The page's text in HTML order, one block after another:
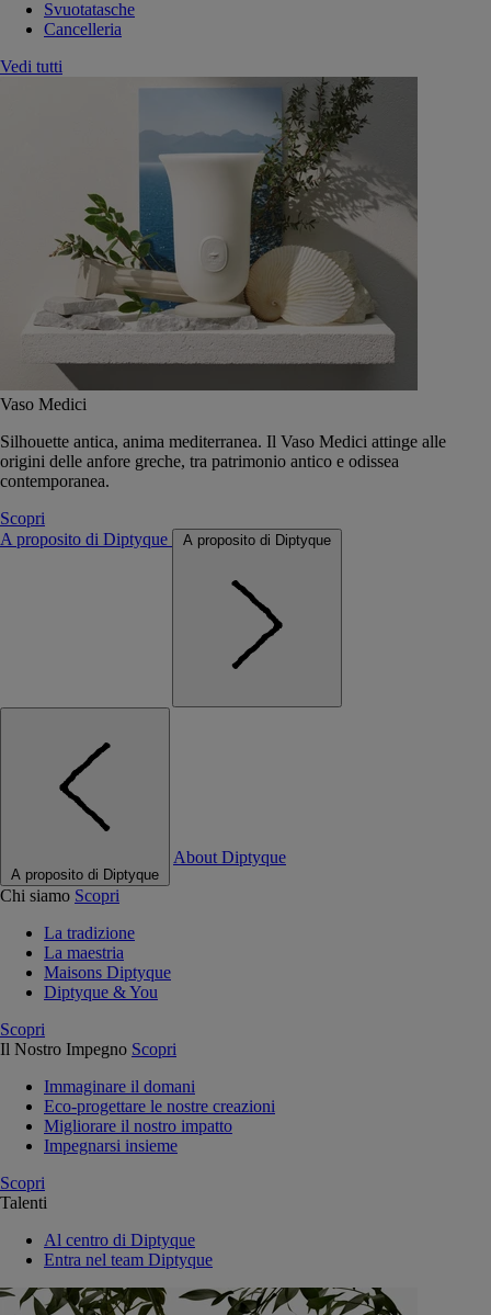
Svuotatasche
Cancelleria
Vedi tutti
Vaso Medici
Silhouette antica, anima mediterranea. Il Vaso Medici attinge alle
origini delle anfore greche, tra patrimonio antico e odissea
contemporanea.
Scopri
A proposito di Diptyque
A proposito di Diptyque
A proposito di Diptyque
About Diptyque
Chi siamo Scopri
La tradizione
La maestria
Maisons Diptyque
Diptyque & You
Scopri
Il Nostro Impegno Scopri
Immaginare il domani
Eco-progettare le nostre creazioni
Migliorare il nostro impatto
Impegnarsi insieme
Scopri
Talenti
Al centro di Diptyque
Entra nel team Diptyque